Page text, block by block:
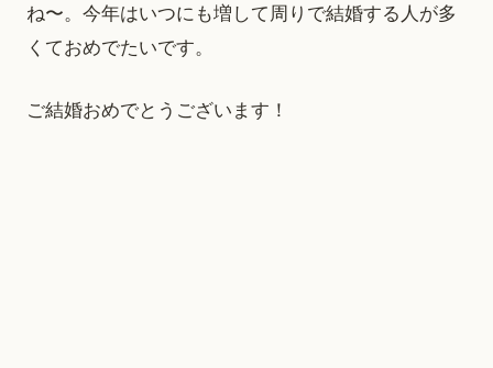
ね〜。今年はいつにも増して周りで結婚する人が多
くておめでたいです。
ご結婚おめでとうございます！